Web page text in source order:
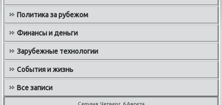
Политика за рубежом
Финансы и деньги
Зарубежные технологии
События и жизнь
Все записи
Сегодня: Четверг, 6 Августа